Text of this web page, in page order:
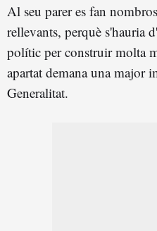
Al seu parer es fan
rellevants, perquè s'hauria
polític per construir molta
apartat demana una major
Generalitat.